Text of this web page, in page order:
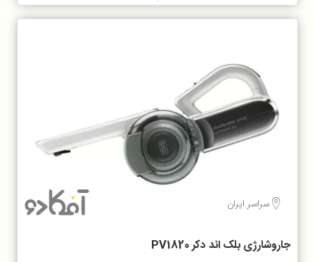
سراسر ایران
جاروشارژی بلک اند دکر PV1820